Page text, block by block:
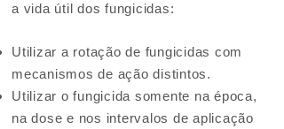
a vida útil dos fungicidas:
Utilizar a rotação de fungicidas com
mecanismos de ação distintos.
Utilizar o fungicida somente na época,
na dose e nos intervalos de aplicação